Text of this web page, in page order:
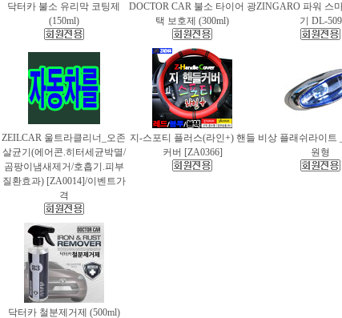
닥터카 불소 유리막 코팅제
(150ml)
DOCTOR CAR 불소 타이어 광
택 보호제 (300ml)
ZINGARO 파워 스
기 DL-509
ZEILCAR 울트라클리너_오존
살균기(에어콘.히터세균박멸/
곰팡이냄새제거/호흡기.피부
질환효과) [ZA0014]/이벤트가
격
지-스포티 플러스(라인+) 핸들
커버 [ZA0366]
비상 플래쉬라이트
원형
닥터카 철분제거제 (500ml)